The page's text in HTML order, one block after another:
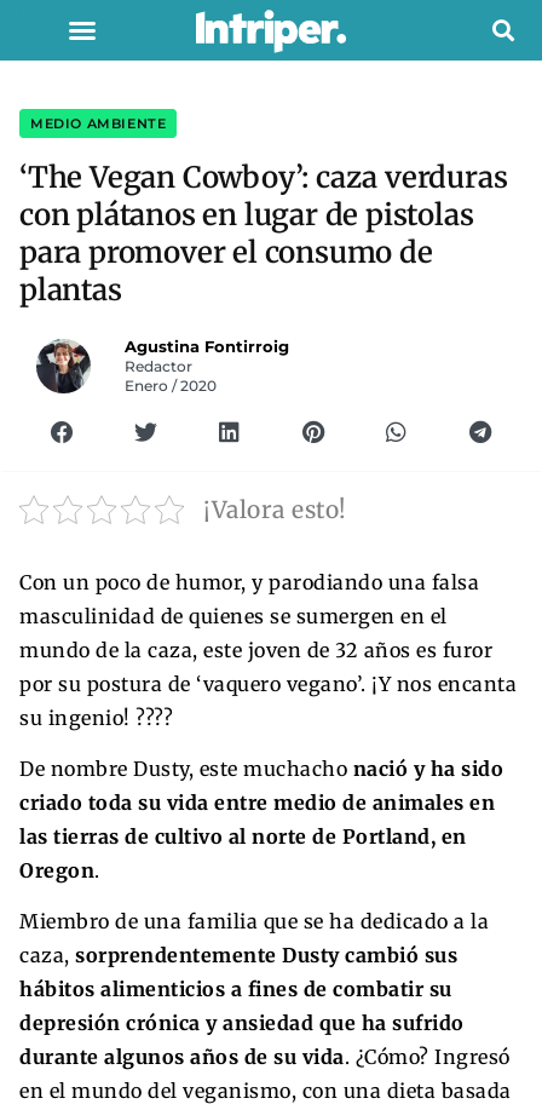
MEDIO AMBIENTE
‘The Vegan Cowboy’: caza verduras
con plátanos en lugar de pistolas
para promover el consumo de
plantas
Agustina Fontirroig
Redactor
Enero / 2020
¡Valora esto!
Con un poco de humor, y parodiando una falsa
masculinidad de quienes se sumergen en el
mundo de la caza, este joven de 32 años es furor
por su postura de ‘vaquero vegano’. ¡Y nos encanta
su ingenio! ????
De nombre Dusty, este muchacho nació y ha sido
criado toda su vida entre medio de animales en
las tierras de cultivo al norte de Portland, en
Oregon.
Miembro de una familia que se ha dedicado a la
caza, sorprendentemente Dusty cambió sus
hábitos alimenticios a fines de combatir su
depresión crónica y ansiedad que ha sufrido
durante algunos años de su vida. ¿Cómo? Ingresó
en el mundo del veganismo, con una dieta basada